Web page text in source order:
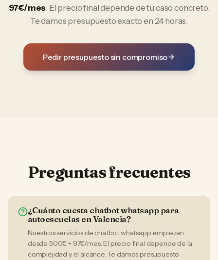
97€/mes. El precio final depende de tu caso concreto.
Te damos presupuesto exacto en 24 horas.
Pedir presupuesto sin compromiso
Preguntas frecuentes
¿Cuánto cuesta chatbot whatsapp para
autoescuelas en Valencia?
Nuestros servicios de chatbot whatsapp empiezan
desde 500€ + 97€/mes. El precio final depende de la
complejidad y el alcance. Te damos presupuesto